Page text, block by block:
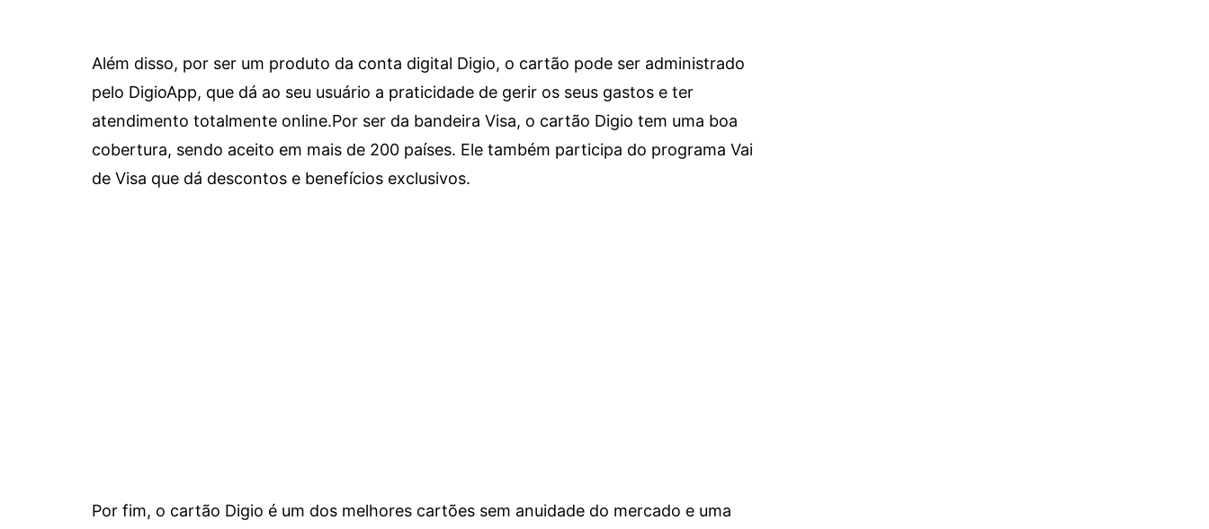
Além disso, por ser um produto da conta digital Digio, o cartão pode ser administrado
pelo DigioApp, que dá ao seu usuário a praticidade de gerir os seus gastos e ter
atendimento totalmente online.Por ser da bandeira Visa, o cartão Digio tem uma boa
cobertura, sendo aceito em mais de 200 países. Ele também participa do programa Vai
de Visa que dá descontos e benefícios exclusivos.
Por fim, o cartão Digio é um dos melhores cartões sem anuidade do mercado e uma